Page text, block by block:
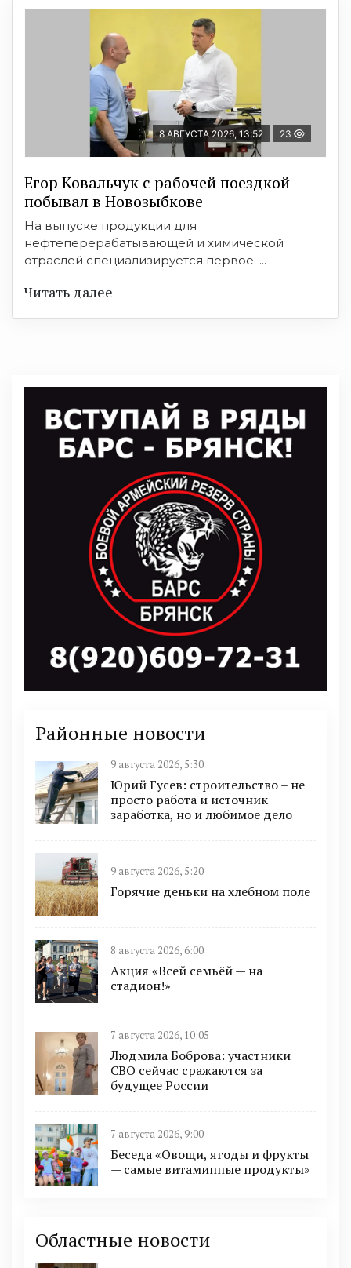
8 АВГУСТА 2026, 13:52 23
Егор Ковальчук с рабочей поездкой
побывал в Новозыбкове
На выпуске продукции для
нефтеперерабатывающей и химической
отраслей специализируется первое. ...
Читать далее
Районные новости
9 августа 2026, 5:30
Юрий Гусев: строительство – не
просто работа и источник
заработка, но и любимое дело
9 августа 2026, 5:20
Горячие деньки на хлебном поле
8 августа 2026, 6:00
Акция «Всей семьёй — на
стадион!»
7 августа 2026, 10:05
Людмила Боброва: участники
СВО сейчас сражаются за
будущее России
7 августа 2026, 9:00
Беседа «Овощи, ягоды и фрукты
— самые витаминные продукты»
Областные новости